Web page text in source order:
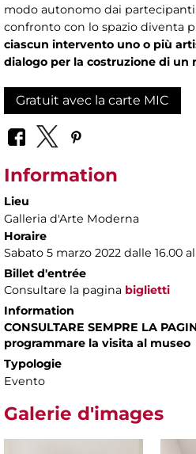
modo autonomo dai
confronto con lo spazio diventa
ciascun intervento uno o più
dialogo per la costruzione di un
Gratuit avec la carte MIC
Information
Lieu
Galleria d'Arte Moderna
Horaire
Sabato 5 marzo 2022 dalle 16.00
Billet d'entrée
Consultare la pagina biglietti
Information
CONSULTARE SEMPRE LA
programmare la visita al museo
Typologie
Evento
Galerie d'images